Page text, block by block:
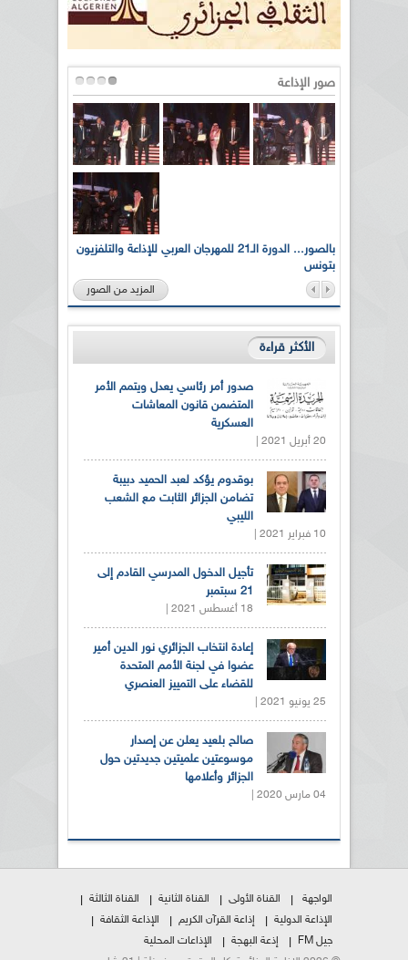
صور الإذاعة
بالصور... الدورة الـ21 للمهرجان العربي للإذاعة والتلفزيون
بتونس
المزيد من الصور
الأكثر قراءة
صدور أمر رئاسي يعدل ويتمم الأمر
المتضمن قانون المعاشات
العسكرية
20 أبريل 2021 |
بوقدوم يؤكد لعبد الحميد دبيبة
تضامن الجزائر الثابت مع الشعب
الليبي
10 فبراير 2021 |
تأجيل الدخول المدرسي القادم إلى
21 سبتمبر
18 أغسطس 2021 |
إعادة انتخاب الجزائري نور الدين أمير
عضوا في لجنة الأمم المتحدة
للقضاء على التمييز العنصري
25 يونيو 2021 |
صالح بلعيد يعلن عن إصدار
موسوعتين علميتين جديدتين حول
الجزائر وأعلامها
04 مارس 2020 |
الواجهة القناة الأولى القناة الثانية
القناة الثالثة
الإذاعة الدولية
إذاعة القرآن الكريم
الإذاعة الثقافة
جيل FM
إذعة البهجة
الإذاعات المحلية